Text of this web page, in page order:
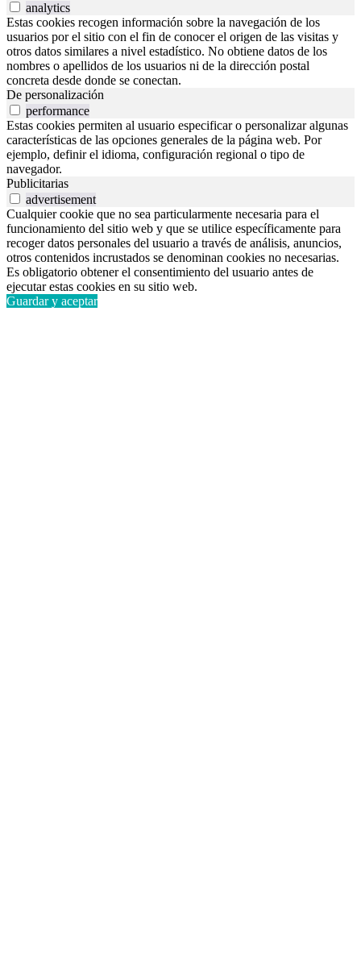
analytics
Estas cookies recogen información sobre la navegación de los
usuarios por el sitio con el fin de conocer el origen de las visitas y
otros datos similares a nivel estadístico. No obtiene datos de los
nombres o apellidos de los usuarios ni de la dirección postal
concreta desde donde se conectan.
De personalización
performance
Estas cookies permiten al usuario especificar o personalizar algunas
características de las opciones generales de la página web. Por
ejemplo, definir el idioma, configuración regional o tipo de
navegador.
Publicitarias
advertisement
Cualquier cookie que no sea particularmente necesaria para el
funcionamiento del sitio web y que se utilice específicamente para
recoger datos personales del usuario a través de análisis, anuncios,
otros contenidos incrustados se denominan cookies no necesarias.
Es obligatorio obtener el consentimiento del usuario antes de
ejecutar estas cookies en su sitio web.
Guardar y aceptar